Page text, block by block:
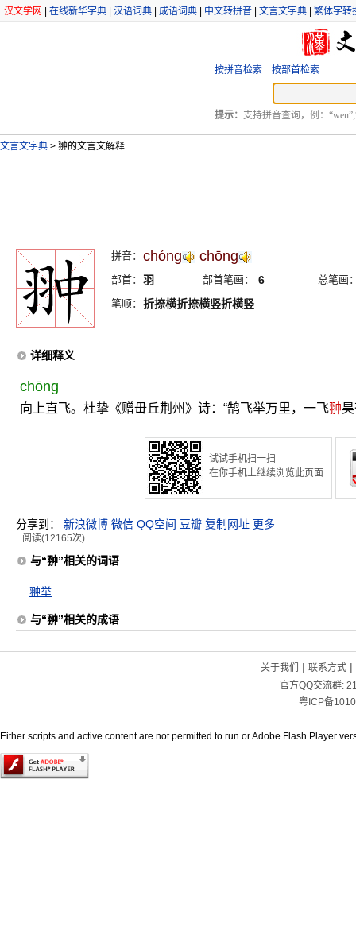
汉文学网 在线新华字典 汉语词典 成语词典 中文转拼音 文言文字典 繁体字转
按拼音检索 按部首检索
提示： 支持拼音查询，例：
文言文字典 > 翀的文言文解释
拼音： chóng chōng
部首： 羽 部首笔画： 6
总笔画
笔顺： 折捺横折捺横竖折横竖
详细释义
chōng
向上直飞。杜挚《赠毌丘荆州》诗：“鹄飞举万里，一飞翀昊
试试手机扫一扫
在你手机上继续浏览此页面
分享到： 新浪微博 微信 QQ空间 豆瓣 复制网址 更多
阅读(12165次)
与“翀”相关的词语
翀举
与“翀”相关的成语
关于我们 | 联系方式|
官方QQ交流群:
粤ICP备
Either scripts and active content are not permitted to run or Adobe Flash Player